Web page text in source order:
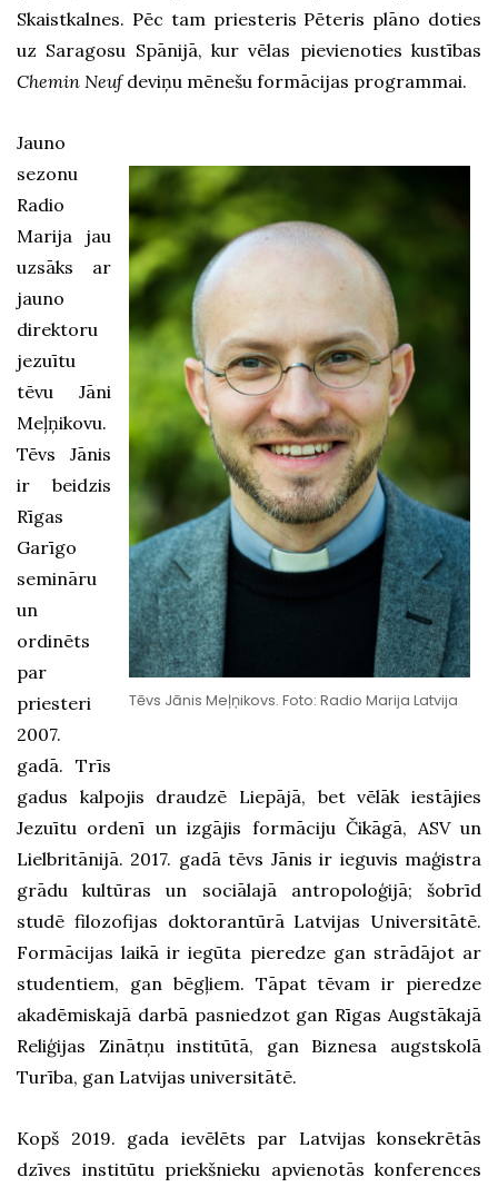
Skaistkalnes. Pēc tam priesteris Pēteris plāno doties
uz Saragosu Spānijā, kur vēlas pievienoties kustības
Chemin Neufdeviņu mēnešu formācijas programmai.
Tēvs Jānis Meļņikovs. Foto: Radio Marija Latvija
Jauno
sezonu
Radio
Marija jau
uzsāks ar
jauno
direktoru
jezuītu
tēvu Jāni
Meļņikovu.
Tēvs Jānis
ir beidzis
Rīgas
Garīgo
semināru
un
ordinēts
par
priesteri
2007.
gadā. Trīs
gadus kalpojis draudzē Liepājā, bet vēlāk iestājies
Jezuītu ordenī un izgājis formāciju Čikāgā, ASV un
Lielbritānijā. 2017. gadā tēvs Jānis ir ieguvis maģistra
grādu kultūras un sociālajā antropoloģijā; šobrīd
studē filozofijas doktorantūrā Latvijas Universitātē.
Formācijas laikā ir iegūta pieredze gan strādājot ar
studentiem, gan bēgļiem. Tāpat tēvam ir pieredze
akadēmiskajā darbā pasniedzot gan Rīgas Augstākajā
Reliģijas Zinātņu institūtā, gan Biznesa augstskolā
Turība, gan Latvijas universitātē.
Kopš 2019. gada ievēlēts par Latvijas konsekrētās
dzīves institūtu priekšnieku apvienotās konferences